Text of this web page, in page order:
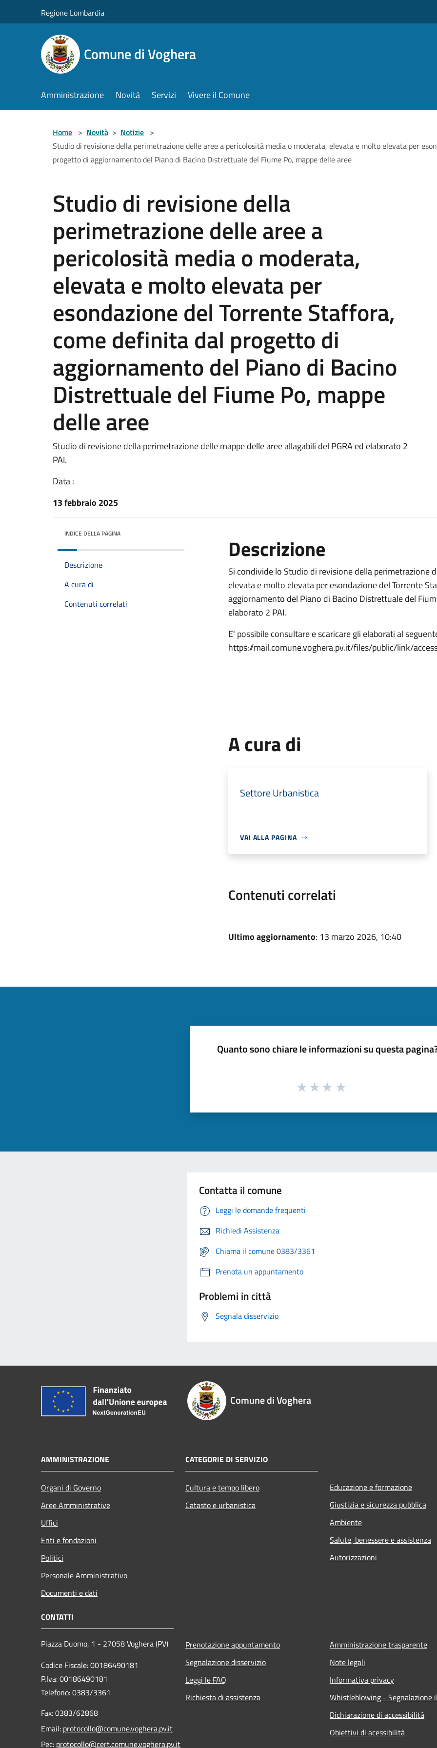
Regione Lombardia
Comune di Voghera
Amministrazione Novità Servizi Vivere il Comune
Home > Novità > Notizie >
Studio di revisione della perimetrazione delle aree a pericolosità media o moderata, elevata e molto elevata per
progetto di aggiornamento del Piano di Bacino Distrettuale del Fiume Po, mappe delle aree
Studio di revisione della
perimetrazione delle aree a
pericolosità media o moderata,
elevata e molto elevata per
esondazione del Torrente Staffora,
come definita dal progetto di
aggiornamento del Piano di Bacino
Distrettuale del Fiume Po, mappe
delle aree
Studio di revisione della perimetrazione delle mappe delle aree allagabili del PGRA ed elaborato 2
PAI.
Data :
13 febbraio 2025
INDICE DELLA PAGINA
Descrizione
A cura di
Contenuti correlati
Descrizione
Si condivide lo Studio di revisione della perimetrazione
elevata e molto elevata per esondazione del Torrente
aggiornamento del Piano di Bacino Distrettuale del
elaborato 2 PAI.
E' possibile consultare e scaricare gli elaborati al
https://mail.comune.voghera.pv.it/files/public/link/
A cura di
Settore Urbanistica
VAI ALLA PAGINA
Contenuti correlati
Ultimo aggiornamento: 13 marzo 2026, 10:40
Quanto sono chiare le informazioni su questa
Contatta il comune
Leggi le domande frequenti
Richiedi Assistenza
Chiama il comune 0383/3361
Prenota un appuntamento
Problemi in città
Segnala disservizio
Comune di Voghera
AMMINISTRAZIONE
Organi di Governo
Aree Amministrative
Uffici
Enti e fondazioni
Politici
Personale Amministrativo
Documenti e dati
CATEGORIE DI SERVIZIO
Cultura e tempo libero
Catasto e urbanistica
Educazione e formazione
Giustizia e sicurezza pubblica
Ambiente
Salute, benessere e assistenza
Autorizzazioni
CONTATTI
Piazza Duomo, 1 - 27058 Voghera (PV)
Codice Fiscale: 00186490181
P.Iva: 00186490181
Telefono:0383/3361
Fax:0383/62868
Email: protocollo@comune.voghera.pv.it
Pec: protocollo@cert.comune.voghera.pv.it
Prenotazione appuntamento
Segnalazione disservizio
Leggi le FAQ
Richiesta di assistenza
Amministrazione trasparente
Note legali
Informativa privacy
Whistleblowing - Segnalazione
Dichiarazione di accessibilità
Obiettivi di acessibilità